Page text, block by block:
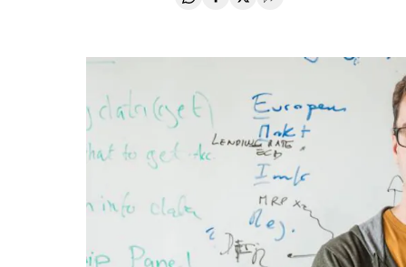
Compartir en Whatsapp
Compartir en Facebook
Compartir en Twitter
Desplegar Redes